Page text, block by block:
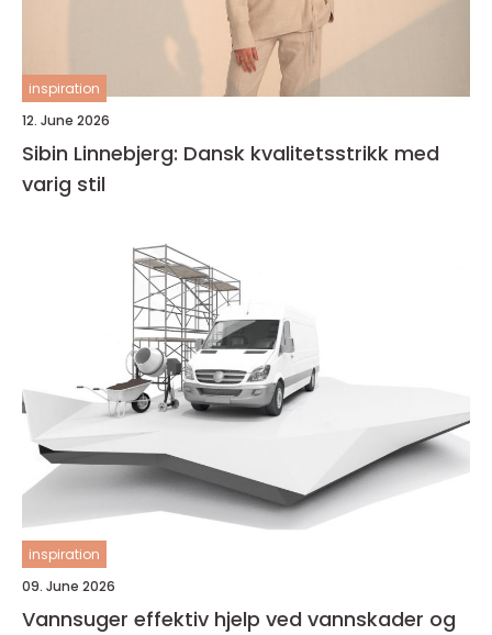
inspiration
12. June 2026
Sibin Linnebjerg: Dansk kvalitetsstrikk med
varig stil
inspiration
09. June 2026
Vannsuger effektiv hjelp ved vannskader og